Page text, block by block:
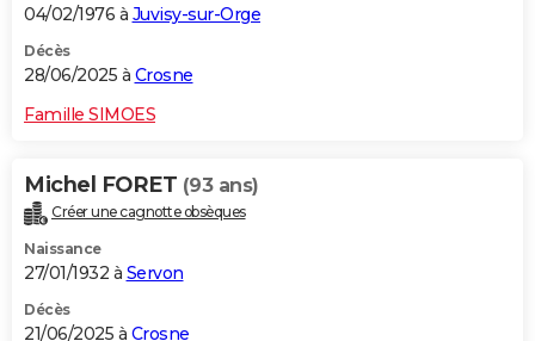
04/02/1976 à Juvisy-sur-Orge
Décès
28/06/2025 à Crosne
Famille SIMOES
Michel FORET (93 ans)
Créer une cagnotte obsèques
Naissance
27/01/1932 à Servon
Décès
21/06/2025 à Crosne